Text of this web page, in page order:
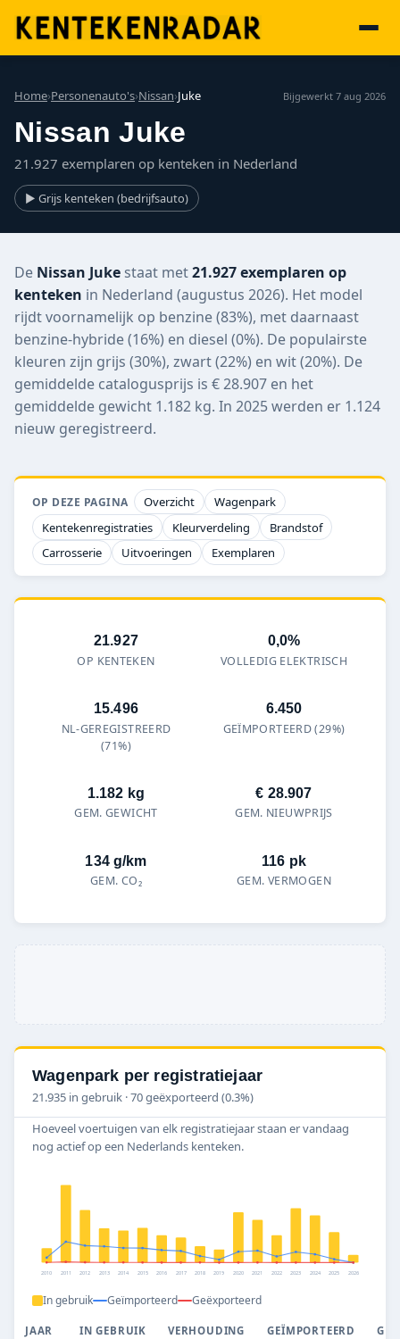
Home›Personenauto's›Nissan›Juke Bijgewerkt 7 aug 2026
Nissan Juke
21.927 exemplaren op kenteken in Nederland
▶ Grijs kenteken (bedrijfsauto)
De Nissan Juke staat met21.927 exemplaren op
kenteken in Nederland (augustus 2026). Het model
rijdt voornamelijk op benzine (83%), met daarnaast
benzine-hybride (16%) en diesel (0%). De populairste
kleuren zijn grijs (30%), zwart (22%) en wit (20%). De
gemiddelde catalogusprijs is € 28.907 en het
gemiddelde gewicht 1.182 kg. In 2025 werden er 1.124
nieuw geregistreerd.
OP DEZE PAGINA Overzicht
Wagenpark
Kentekenregistraties
Kleurverdeling
Brandstof
Carrosserie
Uitvoeringen Exemplaren
21.927
OP KENTEKEN
0,0%
VOLLEDIG ELEKTRISCH
15.496
NL-GEREGISTREERD
(71%)
6.450
GEÏMPORTEERD (29%)
1.182 kg
GEM. GEWICHT
€ 28.907
GEM. NIEUWPRIJS
134 g/km
GEM. CO₂
116 pk
GEM. VERMOGEN
Wagenpark per registratiejaar
21.935 in gebruik · 70 geëxporteerd (0.3%)
Hoeveel voertuigen van elk registratiejaar staan er vandaag
nog actief op een Nederlands kenteken.
2010 2011 2012 2013 2014 2015 2016 2017 2018 2019 2020 2021 2022 2023 2024 2025 2026
In gebruik Geïmporteerd Geëxporteerd
JAAR IN GEBRUIK VERHOUDING GEÏMPORTEERD